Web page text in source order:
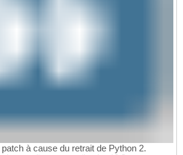
à cause du retrait de Python 2.